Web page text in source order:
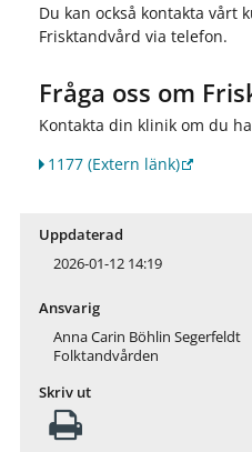
Du kan också kontakta vårt
Frisktandvård via telefon.
Fråga oss om
Kontakta din klinik om du
1177(Extern länk)
Uppdaterad
2026-01-12 14:19
Ansvarig
Anna Carin Böhlin Segerfeldt
Folktandvården
Skriv ut